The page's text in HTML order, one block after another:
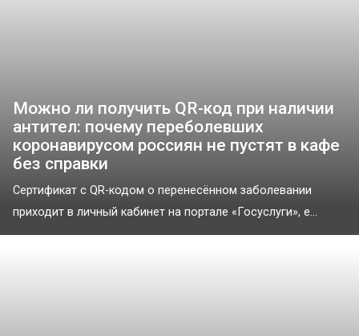
Можно ли получить QR-код при наличии
антител: почему переболевших
коронавирусом россиян не пустят в кафе
без справки
Сертификат с QR-кодом о перенесённом заболевании
приходит в личный кабинет на портале «Госуслуги», е...